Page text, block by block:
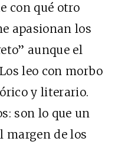
con qué otro
apasionan los
aunque el
leo con morbo
y literario.
son lo que un
margen de los